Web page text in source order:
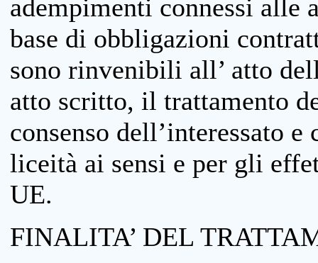
adempimenti connessi
base di obbligazioni
sono rinvenibili all’ atto
atto scritto, il trattamento
consenso dell’interessato
liceità ai sensi e per gli
UE.
FINALITA’ DEL